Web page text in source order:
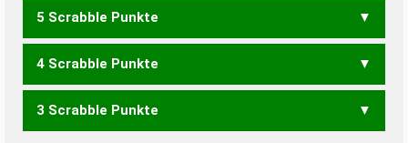
GRITE TIGER TIGRE
5 Scrabble Punkte
GEIT GERT GRIT REGT
4 Scrabble Punkte
ERG GEI GER REG REIT
3 Scrabble Punkte